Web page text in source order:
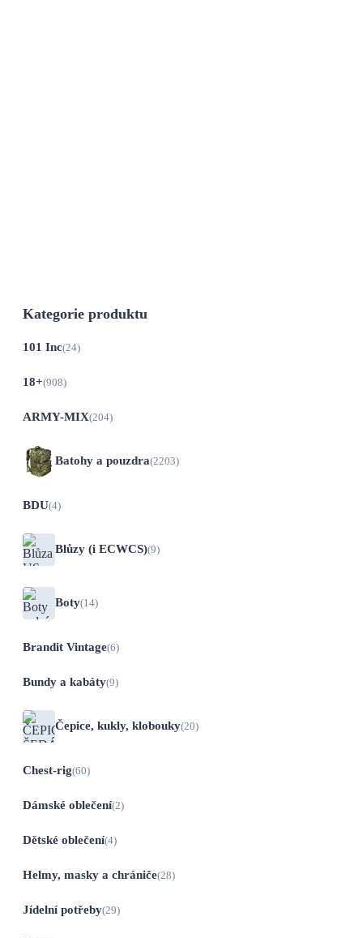
Kategorie produktu
101 Inc(24)
18+(908)
ARMY-MIX(204)
Batohy a pouzdra(2203)
BDU(4)
Blůzy (i ECWCS)(9)
Boty(14)
Brandit Vintage(6)
Bundy a kabáty(9)
Čepice, kukly, klobouky(20)
Chest-rig(60)
Dámské oblečení(2)
Dětské oblečení(4)
Helmy, masky a chrániče(28)
Jídelní potřeby(29)